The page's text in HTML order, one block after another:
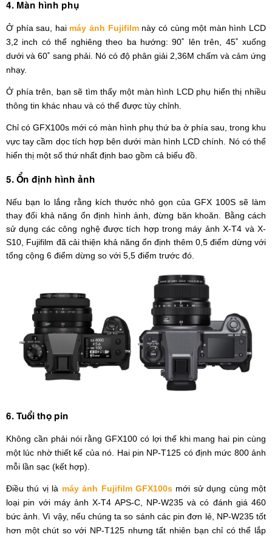
4. Màn hình phụ
Ở phía sau, hai máy ảnh Fujifilm này có cùng một màn hình LCD
3,2 inch có thể nghiêng theo ba hướng: 90˚ lên trên, 45˚ xuống
dưới và 60˚ sang phải. Nó có độ phân giải 2,36M chấm và cảm ứng
nhạy.
Ở phía trên, bạn sẽ tìm thấy một màn hình LCD phụ hiển thị nhiều
thông tin khác nhau và có thể được tùy chỉnh.
Chỉ có GFX100s mới có màn hình phụ thứ ba ở phía sau, trong khu
vực tay cầm dọc tích hợp bên dưới màn hình LCD chính. Nó có thể
hiển thị một số thứ nhất định bao gồm cả biểu đồ.
5. Ổn định hình ảnh
Nếu bạn lo lắng rằng kích thước nhỏ gọn của GFX 100S sẽ làm
thay đổi khả năng ổn định hình ảnh, đừng băn khoăn. Bằng cách
sử dụng các công nghệ được tích hợp trong máy ảnh X-T4 và X-
S10, Fujifilm đã cải thiện khả năng ổn định thêm 0,5 điểm dừng với
tổng cộng 6 điểm dừng so với 5,5 điểm trước đó.
6. Tuổi thọ pin
Không cần phải nói rằng GFX100 có lợi thế khi mang hai pin cùng
một lúc nhờ thiết kế của nó. Hai pin NP-T125 có định mức 800 ảnh
mỗi lần sạc (kết hợp).
Điều thú vị là máy ảnh Fujifilm GFX100smới sử dụng cùng một
loại pin với máy ảnh X-T4 APS-C, NP-W235 và có đánh giá 460
bức ảnh. Vì vậy, nếu chúng ta so sánh các pin đơn lẻ, NP-W235 tốt
hơn một chút so với NP-T125 nhưng tất nhiên bạn chỉ có thể lắp